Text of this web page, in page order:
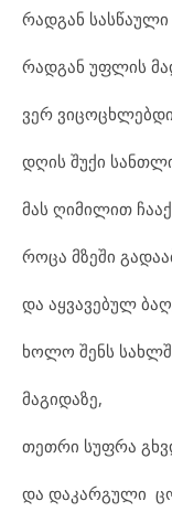
რადგან
რადგან უფლის
ვერ
დღის შუქი
მას ღიმილით
როცა მზეში
და აყვავებულ
ხოლო შენს
მაგიდაზე,
თეთრი სუფრა
და დაკარგული